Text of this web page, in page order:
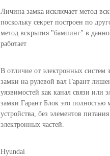
Личина замка исключает метод
поскольку секрет построен по
метод вскрытия "бампинг" в
работает
В отличие от электронных систем
замки на рулевой вал Гарант
уязвимостей как канал связи или
замки Гарант Блок это полностью
устройства, без элементов
электронных частей.
Hyundai